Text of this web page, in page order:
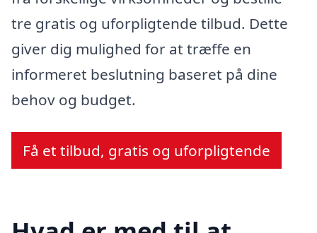
tre gratis og uforpligtende tilbud. Dette
giver dig mulighed for at træffe en
informeret beslutning baseret på dine
behov og budget.
Få et tilbud, gratis og uforpligtende